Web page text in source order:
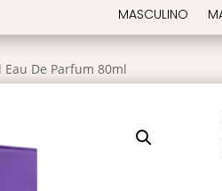
MASCULINO
De Parfum 80ml